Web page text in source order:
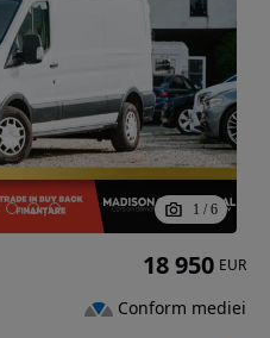
1 / 6
18 950 EUR
Conform mediei